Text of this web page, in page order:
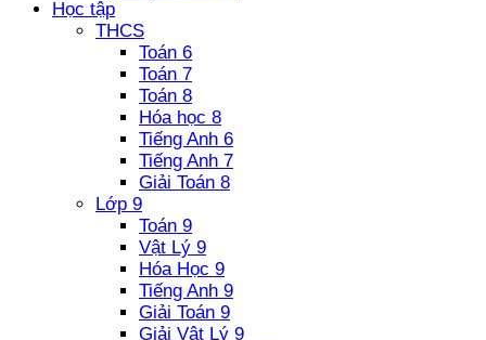
Học tập
THCS
Toán 6
Toán 7
Toán 8
Hóa học 8
Tiếng Anh 6
Tiếng Anh 7
Giải Toán 8
Lớp 9
Toán 9
Vật Lý 9
Hóa Học 9
Tiếng Anh 9
Giải Toán 9
Giải Vật Lý 9